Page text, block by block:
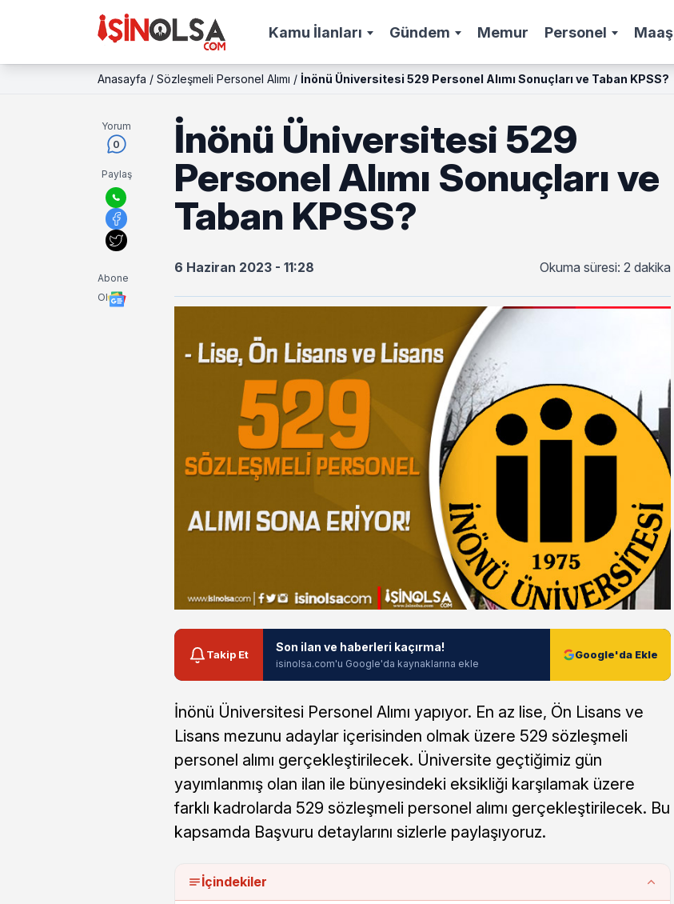
Kamu İlanları Gündem Memur Personel Maaş
Anasayfa / Sözleşmeli Personel Alımı / İnönü Üniversitesi 529 Personel Alımı Sonuçları ve Taban KPSS?
Yorum
0
Paylaş
Abone
Ol
İnönü Üniversitesi 529
Personel Alımı Sonuçları ve
Taban KPSS?
6 Haziran 2023 - 11:28 Okuma süresi: 2 dakika
Takip Et
Son ilan ve haberleri kaçırma!
isinolsa.com'u Google'da kaynaklarına ekle
Google'da Ekle
İnönü Üniversitesi Personel Alımı yapıyor. En az lise, Ön Lisans ve
Lisans mezunu adaylar içerisinden olmak üzere 529 sözleşmeli
personel alımı gerçekleştirilecek. Üniversite geçtiğimiz gün
yayımlanmış olan ilan ile bünyesindeki eksikliği karşılamak üzere
farklı kadrolarda 529 sözleşmeli personel alımı gerçekleştirilecek. Bu
kapsamda Başvuru detaylarını sizlerle paylaşıyoruz.
İçindekiler